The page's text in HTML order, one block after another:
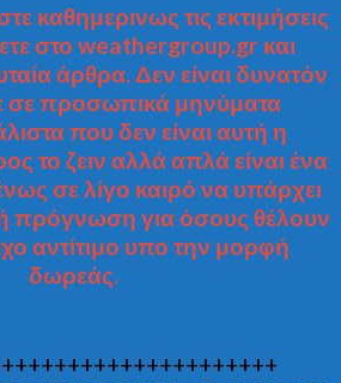
καθημερινως τις εκτιμήσεις
στο weathergroup.gr και
άρθρα. Δεν είναι δυνατόν
σε προσωπικά μηνύματα
που δεν είναι αυτή η
το ζειν αλλά απλά είναι ένα
σε λίγο καιρό να υπάρχει
πρόγνωση για όσους θέλουν
αντίτιμο υπο την μορφή
δωρεάς.